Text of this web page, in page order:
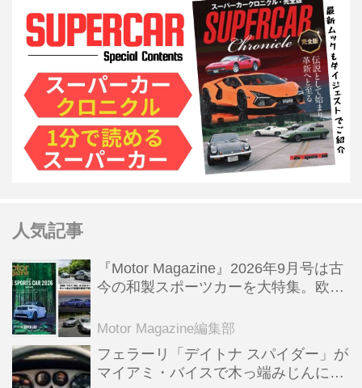
人気記事
『Motor Magazine』2026年9月号は古
今の和製スポーツカーを大特集。欧州
Motor Magazine編集部
フェラーリ「デイトナ スパイダー」が
マイアミ・バイスで木っ端みじんにな